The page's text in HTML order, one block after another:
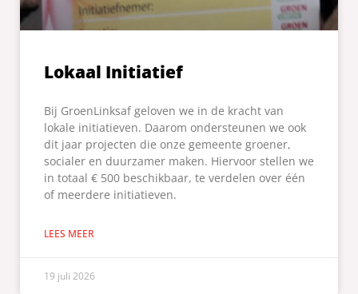
Lokaal Initiatief
Bij GroenLinksaf geloven we in de kracht van
lokale initiatieven. Daarom ondersteunen we ook
dit jaar projecten die onze gemeente groener,
socialer en duurzamer maken. Hiervoor stellen we
in totaal € 500 beschikbaar, te verdelen over één
of meerdere initiatieven.
LEES MEER
19 juli 2026